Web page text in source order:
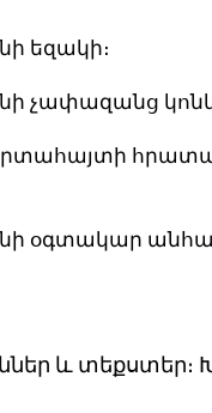
եզակի։
չափազանց
օգտակար
և տեքստեր։